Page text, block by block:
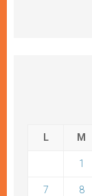
L M
1
7 8